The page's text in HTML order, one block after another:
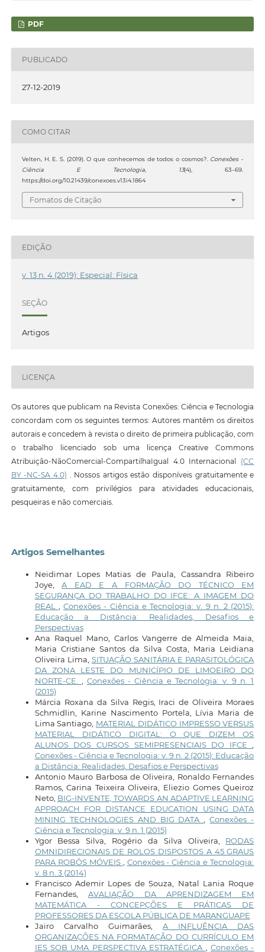
PDF
PUBLICADO
27-12-2019
COMO CITAR
Velten, H. E. S. (2019). O que conhecemos de todos o cosmos?. Conexões -
Ciência E Tecnologia, 13(4), 63–69.
https://doi.org/10.21439/conexoes.v13i4.1864
Fomatos de Citação
EDIÇÃO
v. 13 n. 4 (2019): Especial: Física
SEÇÃO
Artigos
LICENÇA
Os autores que publicam na Revista Conexões: Ciência e Tecnologia
concordam com os seguintes termos: Autores mantêm os direitos
autorais e concedem à revista o direito de primeira publicação, com
o trabalho licenciado sob uma licença Creative Commons
Atribuição-NãoComercial-CompartilhaIgual 4.0 Internacional (CC
BY -NC-SA 4.0) . Nossos artigos estão disponíveis gratuitamente e
gratuitamente, com privilégios para atividades educacionais,
pesqueiras e não comerciais.
Artigos Semelhantes
Neidimar Lopes Matias de Paula, Cassandra Ribeiro
Joye,A EAD E A FORMAÇÃO DO TÉCNICO EM
SEGURANÇA DO TRABALHO DO IFCE: A IMAGEM DO
REAL
,Conexões - Ciência e Tecnologia: v. 9 n. 2 (2015):
Educação a Distância: Realidades, Desafios e
Perspectivas
Ana Raquel Mano, Carlos Vangerre de Almeida Maia,
Maria Cristiane Santos da Silva Costa, Maria Leidiana
Oliveira Lima, SITUAÇÃO SANITÁRIA E PARASITOLÓGICA
DA ZONA LESTE DO MUNICÍPIO DE LIMOEIRO DO
NORTE-CE.
Conexões - Ciência e Tecnologia: v. 9 n. 1
(2015)
Márcia Roxana da Silva Regis, Iraci de Oliveira Moraes
Schmidlin, Karine Nascimento Portela, Lívia Maria de
Lima Santiago, MATERIAL DIDÁTICO IMPRESSO VERSUS
MATERIAL DIDÁTICO DIGITAL: O QUE DIZEM OS
ALUNOS DOS CURSOS SEMIPRESENCIAIS DO IFCE
Conexões - Ciência e Tecnologia: v. 9 n. 2 (2015): Educação
a Distância: Realidades, Desafios e Perspectivas
Antonio Mauro Barbosa de Oliveira, Ronaldo Fernandes
Ramos, Carina Teixeira Oliveira, Eliezio Gomes Queiroz
Neto, BIG-INVENTE, TOWARDS AN ADAPTIVE LEARNING
APPROACH FOR DISTANCE EDUCATION USING DATA
MINING TECHNOLOGIES AND BIG DATA
,Conexões -
Ciência e Tecnologia: v. 9 n. 1 (2015)
Ygor Bessa Silva, Rogério da Silva Oliveira, RODAS
OMNIDIRECIONAIS DE ROLOS DISPOSTOS A 45 GRAUS
PARA ROBÔS MÓVEIS
Conexões - Ciência e Tecnologia:
v. 8 n. 3 (2014)
Francisco Ademir Lopes de Souza, Natal Lania Roque
Fernandes,AVALIAÇÃO DA APRENDIZAGEM EM
MATEMÁTICA - CONCEPÇÕES E PRÁTICAS DE
PROFESSORES DA ESCOLA PÚBLICA DE MARANGUAPE
Jairo Carvalho Guimarães,A INFLUÊNCIA DAS
ORGANIZAÇÕES NA FORMATAÇÃO DO CURRÍCULO EM
IES SOB UMA PERSPECTIVA ESTRATÉGICA
,Conexões -